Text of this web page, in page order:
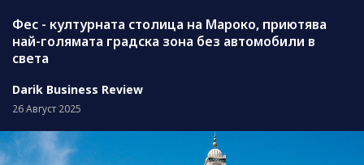
Фес - културната столица на Мароко, приютява
най-голямата градска зона без автомобили в
света
Darik Business Review
26 Август 2025